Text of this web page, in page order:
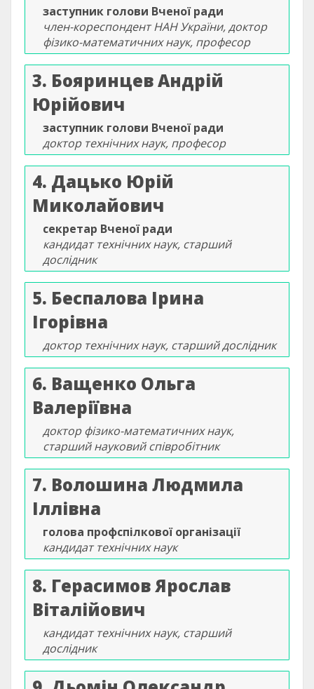
заступник голови Вченої ради
член-кореспондент НАН України, доктор
фізико-математичних наук, професор
3. Бояринцев Андрій
Юрійович
заступник голови Вченої ради
доктор технічних наук, професор
4. Дацько Юрій
Миколайович
секретар Вченої ради
кандидат технічних наук, старший
дослідник
5. Беспалова Ірина
Ігорівна
доктор технічних наук, старший дослідник
6. Ващенко Ольга
Валеріївна
доктор фізико-математичних наук,
старший науковий співробітник
7. Волошина Людмила
Іллівна
голова профспілкової організації
кандидат технічних наук
8. Герасимов Ярослав
Віталійович
кандидат технічних наук, старший
дослідник